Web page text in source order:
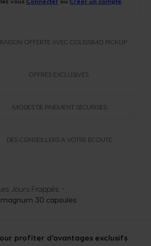
OFFERTE AVEC COLISSIMO PICKUP
OFFRES EXCLUSIVES
MODES DE PAIEMENT SECURISES
DES CONSEILLERSA VOTRE ECOUTE
profiter d’avantages exclusifs
Jours Frappés
magnum 30 capsules